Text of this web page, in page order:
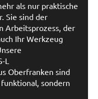
als nur praktische
Sie sind der
Arbeitsprozess, der
Ihr Werkzeug
L
Oberfranken sind
sondern